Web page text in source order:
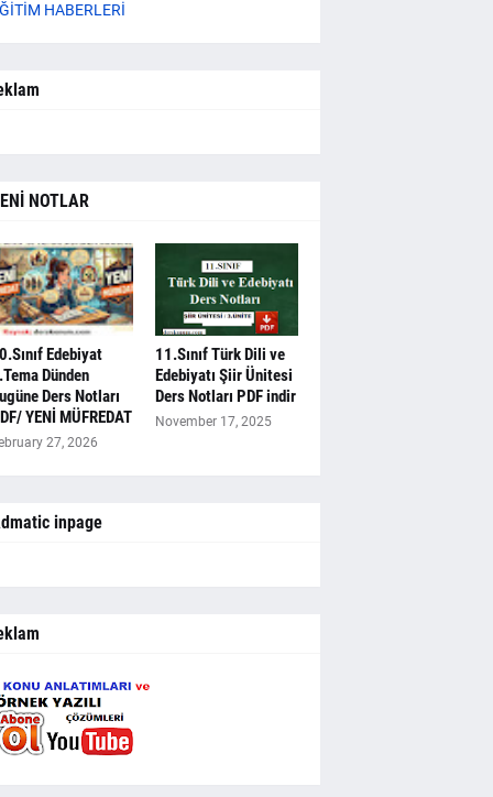
HABERLERİ
NOTLAR
Edebiyat
Dünden
Ders Notları
YENİ MÜFREDAT
27, 2026
11.Sınıf Türk Dili ve
Edebiyatı Şiir Ünitesi
Ders Notları PDF indir
November 17, 2025
inpage